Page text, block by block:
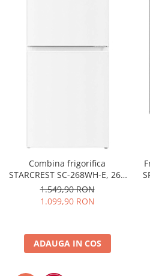
Combina frigorifica
STARCREST SC-268WH-E, 268
L, Clasa E, Less Frost,
Termostat reglabil, Iluminare
LED, Picioare ajustabile, Usi
1.549,90 RON
1.099,90 RON
ADAUGA IN COS